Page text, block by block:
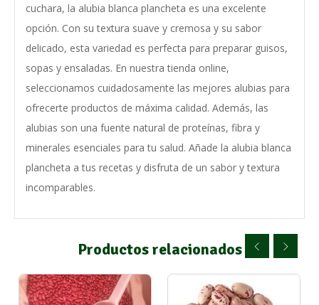
cuchara, la alubia blanca plancheta es una excelente
opción. Con su textura suave y cremosa y su sabor
delicado, esta variedad es perfecta para preparar guisos,
sopas y ensaladas. En nuestra tienda online,
seleccionamos cuidadosamente las mejores alubias para
ofrecerte productos de máxima calidad. Además, las
alubias son una fuente natural de proteínas, fibra y
minerales esenciales para tu salud. Añade la alubia blanca
plancheta a tus recetas y disfruta de un sabor y textura
incomparables.
Productos relacionados